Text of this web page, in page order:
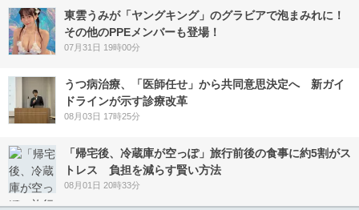
東雲うみが「ヤングキング」のグラビアで泡まみれに！
その他のPPEメンバーも登場！
07月31日 19時00分
うつ病治療、「医師任せ」から共同意思決定へ 新ガイ
ドラインが示す診療改革
08月03日 17時25分
「帰宅後、冷蔵庫が空っぽ」旅行前後の食事に約5割がス
トレス 負担を減らす賢い方法
08月01日 20時33分